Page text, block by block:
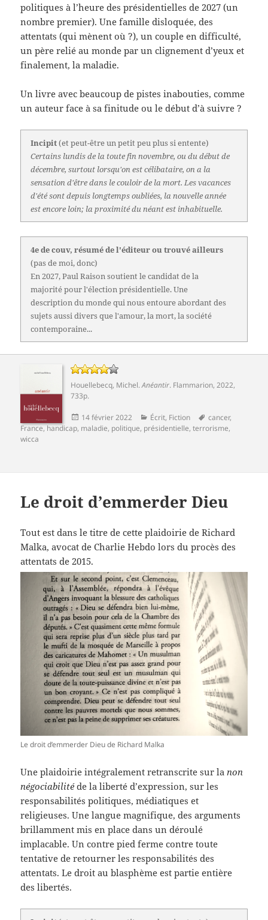
politiques à l’heure des présidentielles de 2027 (un
nombre premier). Une famille disloquée, des
attentats (qui mènent où ?), un couple en difficulté,
un père relié au monde par un clignement d’yeux et
finalement, la maladie.
Un livre avec beaucoup de pistes inabouties, comme
un auteur face à sa finitude ou le début d’à suivre ?
Incipit(et peut-être un petit peu plus si entente)
Certains lundis de la toute fin novembre, ou du début de
décembre, surtout lorsqu'on est célibataire, on a la
sensation d'être dans le couloir de la mort. Les vacances
d'été sont depuis longtemps oubliées, la nouvelle année
est encore loin; la proximité du néant est inhabituelle.
4e de couv, résumé de l'éditeur ou trouvé ailleurs
(pas de moi, donc)
En 2027, Paul Raison soutient le candidat de la
majorité pour l'élection présidentielle. Une
description du monde qui nous entoure abordant des
sujets aussi divers que l'amour, la mort, la société
contemporaine...
Houellebecq, Michel.Anéantir. Flammarion, 2022,
733p.
Publié
le
14 février 2022 Catégories
Écrit, Fiction
Mots-
clés
cancer,
France, handicap, maladie, politique, présidentielle,terrorisme,
wicca
Le droit d’emmerder Dieu
Tout est dans le titre de cette plaidoirie de Richard
Malka, avocat de Charlie Hebdo lors du procès des
attentats de 2015.
Le droit d’emmerder Dieu de Richard Malka
Une plaidoirie intégralement retranscrite sur lanon
négociabilitéde la liberté d’expression, sur les
responsabilités politiques, médiatiques et
religieuses. Une langue magnifique, des arguments
brillamment mis en place dans un déroulé
implacable. Un contre pied ferme contre toute
tentative de retourner les responsabilités des
attentats. Le droit au blasphème est partie entière
des libertés.